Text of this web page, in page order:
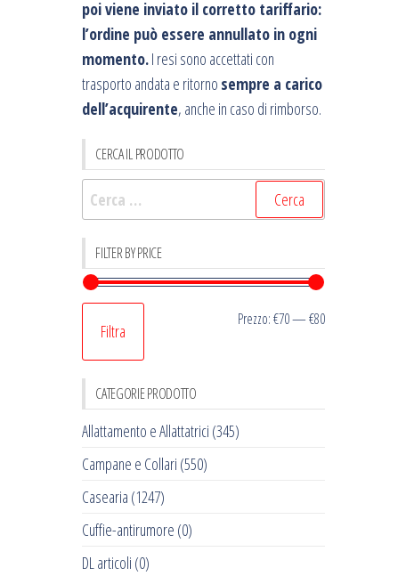
poi viene inviato il corretto tariffario:
l’ordine può essere annullato in ogni
momento.I resi sono accettati con
trasporto andata e ritorno sempre a carico
dell’acquirente, anche in caso di rimborso.
CERCA IL PRODOTTO
Ricerca
per:
FILTER BY PRICE
Prezzo
Prezzo
Filtra
Prezzo:€70—€80
CATEGORIE PRODOTTO
Allattamento e Allattatrici (345)
Campane e Collari (550)
Casearia (1247)
Cuffie-antirumore (0)
DL articoli (0)